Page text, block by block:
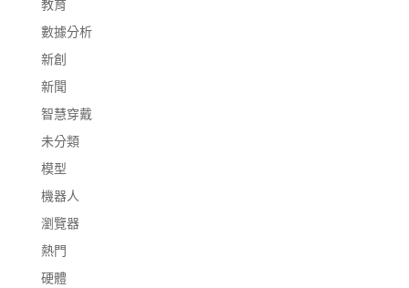
教育
數據分析
新創
新聞
智慧穿戴
未分類
模型
機器人
瀏覽器
熱門
硬體